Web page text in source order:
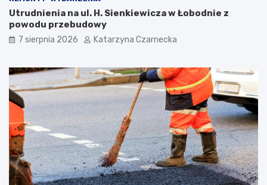
i
r
a
y
c
j
i
Ś
w
i
ę
t
o
z
n
a
I
I
I
M
ę
d
z
y
n
a
Utrudnienia na ul. H. Sienkiewicza w Łobodnie z
powodu przebudowy
7 sierpnia 2026 Katarzyna Czarnecka